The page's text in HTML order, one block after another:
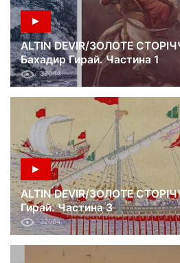
ALTIN DEVIR/ЗОЛОТЕ
Бахадир Гирай. Частина 1
32044
ALTIN DEVIR/ЗОЛОТЕ
Гирай. Частина 3
32064